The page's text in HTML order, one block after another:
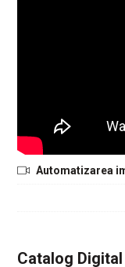
Automatizarea
Catalog